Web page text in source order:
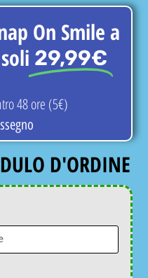
On Smile a
soli 29,99€
48 ore (5€)
D'ORDINE